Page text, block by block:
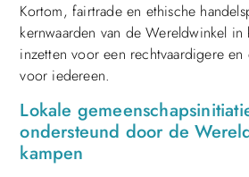
Kortom, fairtrade en ethische
kernwaarden van de Wereldwinkel
inzetten voor een rechtvaardigere en
voor iedereen.
Lokale
ondersteund door de
kampen